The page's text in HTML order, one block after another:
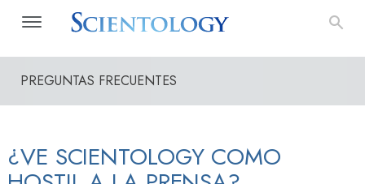
PREGUNTAS FRECUENTES
¿VE SCIENTOLOGY COMO